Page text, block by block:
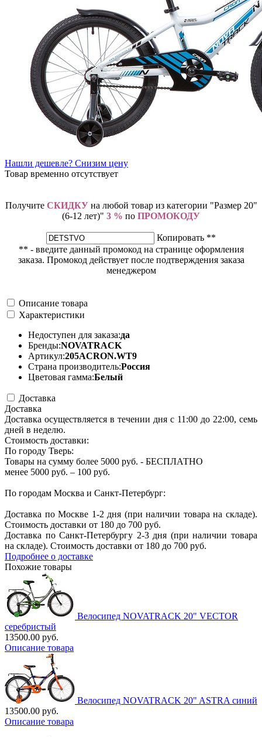
Нашли дешевле? Снизим цену
Товар временно отсутствует
Получите СКИДКУна любой товар из категории "Размер 20"
(6-12 лет)" 3 % по ПРОМОКОДУ
Копировать **
** - введите данный промокод на странице оформления
заказа. Промокод действует после подтверждения заказа
менеджером
Описание товара
Характеристики
Недоступен для заказа:да
Бренды:NOVATRACK
Артикул:205ACRON.WT9
Страна производитель:Россия
Цветовая гамма:Белый
Доставка
Доставка
Доставка осуществляется в течении дня с 11:00 до 22:00, семь
дней в неделю.
Стоимость доставки:
По городу Тверь:
Товары на сумму более 5000 руб. - БЕСПЛАТНО
менее 5000 руб. – 100 руб.
По городам Москва и Санкт-Петербург:
Доставка по Москве 1-2 дня (при наличии товара на складе).
Стоимость доставки от 180 до 700 руб.
Доставка по Санкт-Петербургу 2-3 дня (при наличии товара
на складе). Стоимость доставки от 180 до 700 руб.
Подробнее о доставке
Похожие товары
Велосипед NOVATRACK 20" VECTOR
серебристый
13500.00 руб.
Описание товара
Велосипед NOVATRACK 20" ASTRA синий
13500.00 руб.
Описание товара